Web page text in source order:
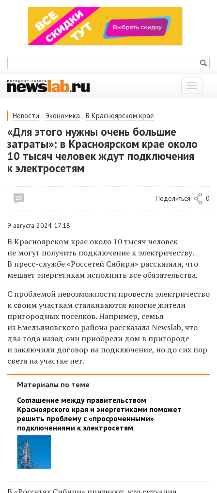
Показать
меню
Новости / Экономика , В Красноярском крае
«Для этого нужны очень большие
затраты»: в Красноярском крае около
10 тысяч человек ждут подключения
к электросетям
23 Поделиться 0
9 августа 2024 17:18
В Красноярском крае около 10 тысяч человек
не могут получить подключение к электричеству.
В пресс-службе «Россетей Сибири» рассказали, что
мешает энергетикам исполнить все обязательства.
С проблемой невозможности провести электричество
к своим участкам сталкиваются многие жители
пригородных поселков. Например, семья
из Емельяновского района рассказала Newslab, что
два года назад они приобрели дом в пригороде
и заключили договор на подключение, но до сих пор
света на участке нет.
Материалы по теме
Соглашение между правительством
Красноярского края и энергетиками поможет
решить проблему с «просроченными»
подключениями к электросетям